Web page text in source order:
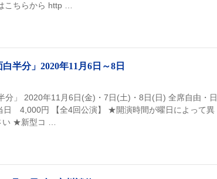
こちらから http …
半分」2020年11月6日～8日
分」 2020年11月6日(金)・7日(土)・8日(日) 全席自由・日
4,000円 【全4回公演】 ★開演時間が曜日によって異
い ★新型コ …